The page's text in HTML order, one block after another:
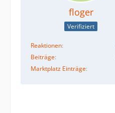
floger
Verifiziert
Reaktionen
Beiträge
Marktplatz Einträge